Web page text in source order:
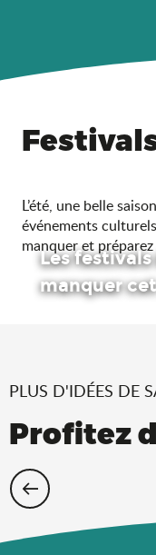
L’été, une belle
événements
manquer et
Les festivals
manquer
PLUS D'IDÉES DE
Profitez
Cet été,